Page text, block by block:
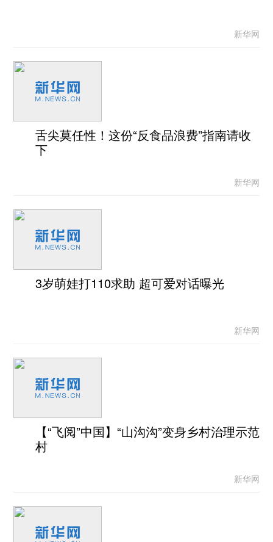
新华网
舌尖莫任性！这份“反食品浪费”指南请收
下
新华网
3岁萌娃打110求助 超可爱对话曝光
新华网
【“飞阅”中国】“山沟沟”变身乡村治理示范
村
新华网